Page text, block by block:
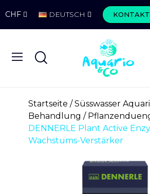
CHF DEUTSCH KONTAKT
Startseite
Süsswasser
Behandlung
DENNERLE Plant Active
Wachstums-Verstärker